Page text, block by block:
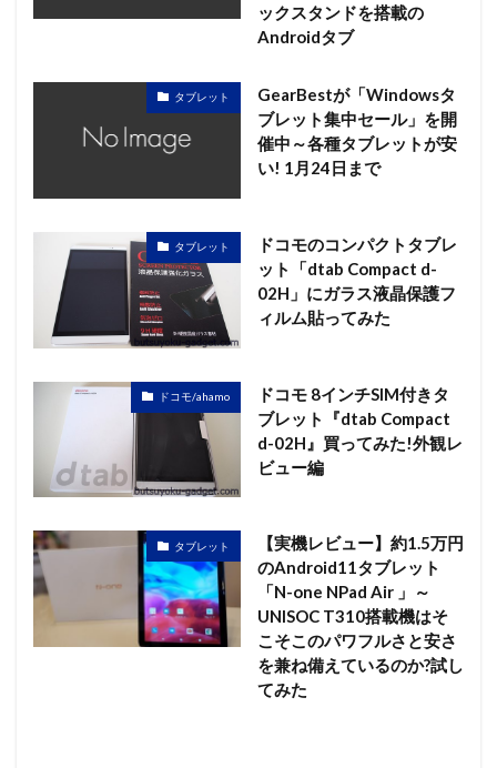
ックスタンドを搭載の
Androidタブ
タブレット
GearBestが「Windowsタ
ブレット集中セール」を開
催中～各種タブレットが安
い! 1月24日まで
タブレット
ドコモのコンパクトタブレ
ット「dtab Compact d-
02H」にガラス液晶保護フ
ィルム貼ってみた
ドコモ/ahamo
ドコモ 8インチSIM付きタ
ブレット『dtab Compact
d-02H』買ってみた!外観レ
ビュー編
タブレット
【実機レビュー】約1.5万円
のAndroid11タブレット
「N-one NPad Air 」～
UNISOC T310搭載機はそ
こそこのパワフルさと安さ
を兼ね備えているのか?試し
てみた